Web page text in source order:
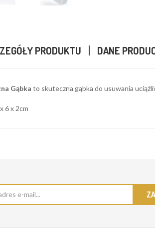
PRODUKTU DANE
Gąbka to skuteczna gąbka do usuwania
6 x 2cm